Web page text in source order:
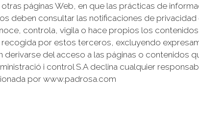
páginas Web, en que las prácticas de
deben consultar las notificaciones de
controla, vigila o hace propios los
por estos terceros, excluyendo
del acceso a las páginas o contenidos
i control S.A declina cualquier
por www.padrosa.com